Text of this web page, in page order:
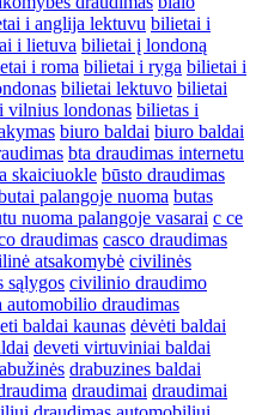
i anglija lektuvu bilietai i
i lietuva bilietai į londoną
i roma bilietai i ryga bilietai i
bilietai lektuvo bilietai
vilnius londonas bilietas i
biuro baldai biuro baldai
bta draudimas internetu
skaiciuokle būsto draudimas
palangoje nuoma butas
nuoma palangoje vasarai c ce
draudimas casco draudimas
atsakomybė civilinės
sąlygos civilinio draudimo
automobilio draudimas
baldai kaunas dėvėti baldai
deveti virtuviniai baldai
drabuzines baldai
draudimai draudimai